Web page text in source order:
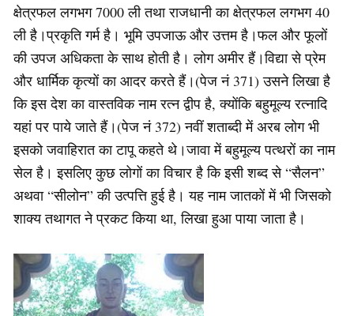
क्षेत्रफल लगभग 7000 ली तथा राजधानी का क्षेत्रफल लगभग 40
ली है।प्रकृति गर्म है। भूमि उपजाऊ और उत्तम है।फल और फूलों
की उपज अधिकता के साथ होती है। लोग अमीर हैं।विद्या से प्रेम
और धार्मिक कृत्यों का आदर करते हैं।(पेज नं 371) उसने लिखा है
कि इस देश का वास्तविक नाम रत्न द्वीप है, क्योंकि बहुमूल्य रत्नादि
यहां पर पाये जाते हैं।(पेज नं 372) नवीं शताब्दी में अरब लोग भी
इसको जवाहिरात का टापू कहते थे।जावा में बहुमूल्य पत्थरों का नाम
सेल है। इसलिए कुछ लोगों का विचार है कि इसी शब्द से “सैलन”
अथवा “सीलोन” की उत्पत्ति हुई है। यह नाम जातकों में भी जिसको
शाक्य तथागत ने प्रकट किया था, लिखा हुआ पाया जाता है।